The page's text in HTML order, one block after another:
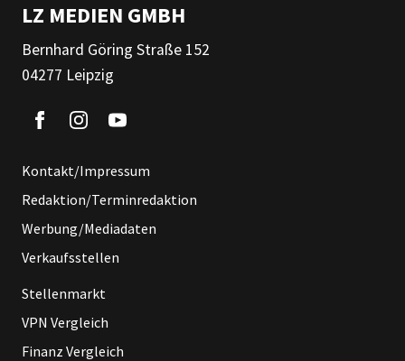
LZ MEDIEN GMBH
Bernhard Göring Straße 152
04277 Leipzig
Kontakt/Impressum
Redaktion/Terminredaktion
Werbung/Mediadaten
Verkaufsstellen
Stellenmarkt
VPN Vergleich
Finanz Vergleich